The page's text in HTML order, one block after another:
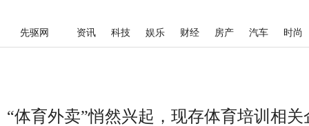
先驱网 资讯 科技 娱乐 财经 房产 汽车 时尚
“体育外卖”悄然兴起，现存体育培训相